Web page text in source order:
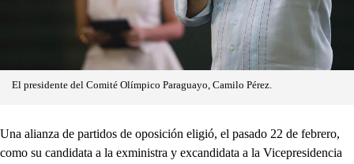
El presidente del Comité Olímpico Paraguayo, Camilo Pérez.
Una alianza de partidos de oposición eligió, el pasado 22 de febrero,
como su candidata a la exministra y excandidata a la Vicepresidencia